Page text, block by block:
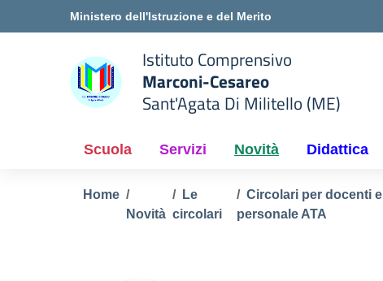
Ministero dell'Istruzione e del Merito
scuola
Istituto Comprensivo
Marconi-Cesareo
Sant'Agata Di Militello (ME)
Scuola Servizi Novità Didattica
Home
Novità
Le
circolari
Circolari per docenti e
personale ATA